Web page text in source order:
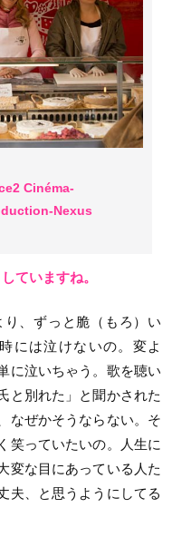
Cinéma-
Nexus
ていますね。
り、ずっと脆（もろ）い
には泣けないの。変よ
に泣いちゃう。歌を聴い
と別れた」と聞かされた
なぜかそうならない。そ
笑っていたいの。人生に
変な目にあっている人た
夫、と思うようにしてる